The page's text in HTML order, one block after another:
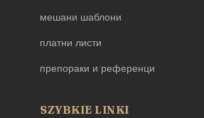
мешани шаблони
платни листи
препораки и референци
SZYBKIE LINKI